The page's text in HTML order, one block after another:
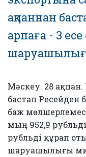
ақпаннан
арпаға - 3
Мәскеу. 28
бастап Ресейден
баж
мың 952,9
рубльді құрап
шаруашылығы